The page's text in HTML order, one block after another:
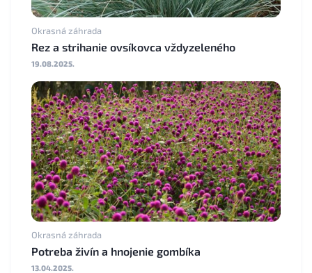
Okrasná záhrada
Rez a strihanie ovsíkovca vždyzeleného
19.08.2025.
Okrasná záhrada
Potreba živín a hnojenie gombíka
13.04.2025.